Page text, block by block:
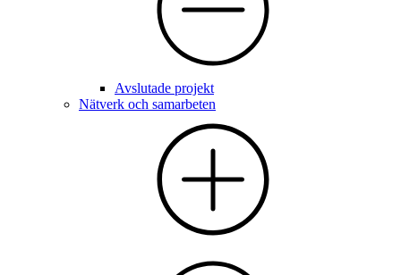
Avslutade projekt
Nätverk och samarbeten